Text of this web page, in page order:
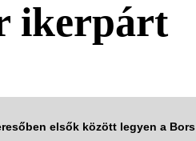
ikerpárt
elsők között legyen a Bors